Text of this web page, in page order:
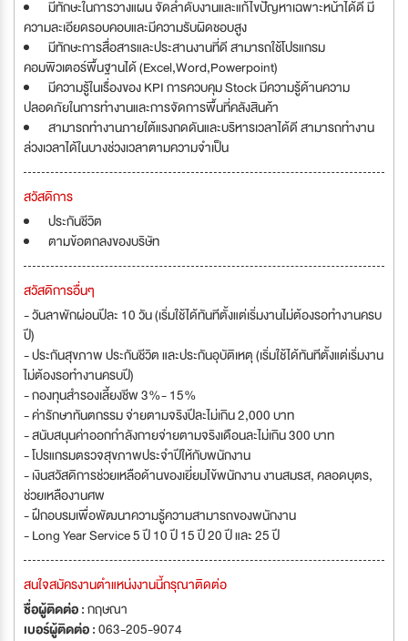
มีทักษะในการวางแผน จัดลำดับงานและแก้ไขปัญหาเฉพาะหน้าได้ดี มี
ความละเอียดรอบคอบและมีความรับผิดชอบสูง
มีทักษะการสื่อสารและประสานงานที่ดี สามารถใช้โปรแกรม
คอมพิวเตอร์พื้นฐานได้ (Excel,Word,Powerpoint)
มีความรู้ในเรื่องของ KPI การควบคุม Stock มีความรู้ด้านความ
ปลอดภัยในการทำงานและการจัดการพื้นที่คลังสินค้า
สามารถทำงานภายใต้แรงกดดันและบริหารเวลาได้ดี สามารถทำงาน
ล่วงเวลาได้ในบางช่วงเวลาตามความจำเป็น
สวัสดิการ
ประกันชีวิต
ตามข้อตกลงของบริษัท
สวัสดิการอื่นๆ
- วันลาพักผ่อนปีละ 10 วัน (เริ่มใช้ได้ทันทีตั้งแต่เริ่มงานไม่ต้องรอทำงานครบ
ปี)
- ประกันสุขภาพ ประกันชีวิต และประกันอุบัติเหตุ (เริ่มใช้ได้ทันทีตั้งแต่เริ่มงาน
ไม่ต้องรอทำงานครบปี)
- กองทุนสำรองเลี้ยงชีพ 3%- 15%
- ค่ารักษาทันตกรรม จ่ายตามจริงปีละไม่เกิน 2,000 บาท
- สนับสนุนค่าออกกำลังกายจ่ายตามจริงเดือนละไม่เกิน 300 บาท
- โปรแกรมตรวจสุขภาพประจำปีให้กับพนักงาน
- เงินสวัสดิการช่วยเหลือด้านของเยี่ยมไข้พนักงาน งานสมรส, คลอดบุตร,
ช่วยเหลืองานศพ
- ฝึกอบรมเพื่อพัฒนาความรู้ความสามารถของพนักงาน
- Long Year Service 5 ปี 10 ปี 15 ปี 20 ปี และ 25 ปี
สนใจสมัครงานตำแหน่งงานนี้กรุณาติดต่อ
ชื่อผู้ติดต่อ :กฤษณา
เบอร์ผู้ติดต่อ :063-205-9074